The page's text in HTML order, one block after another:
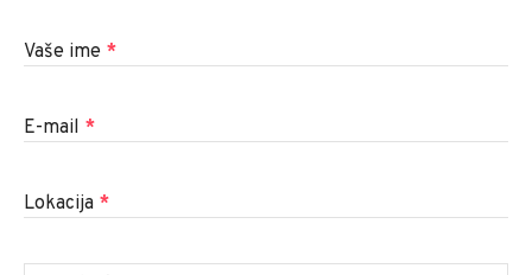
Vaše ime *
E-mail *
Lokacija *